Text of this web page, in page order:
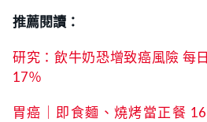
推薦閱讀：
研究：飲牛奶恐增致癌風險 每
17％
胃癌｜即食麵、燒烤當正餐